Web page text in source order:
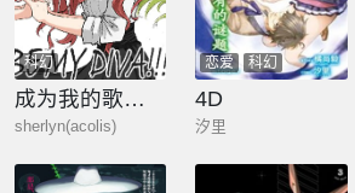
科幻
成为我的歌姬吧
sherlyn(acolis)
恋爱 科幻
4D
汐里